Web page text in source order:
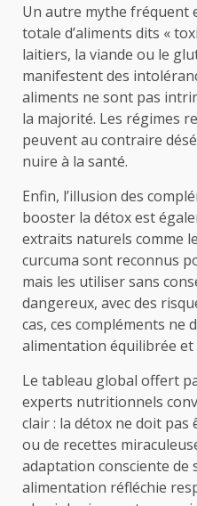
Un autre mythe fréquent
totale d’aliments dits «
laitiers, la viande ou le
manifestent des
aliments ne sont pas
la majorité. Les régimes
peuvent au contraire
nuire à la santé.
Enfin, l’illusion des
booster la détox est
extraits naturels comme
curcuma sont reconnus
mais les utiliser sans
dangereux, avec des
cas, ces compléments ne
alimentation équilibrée et
Le tableau global offert
experts nutritionnels
clair : la détox ne doit
ou de recettes
adaptation consciente de
alimentation réfléchie